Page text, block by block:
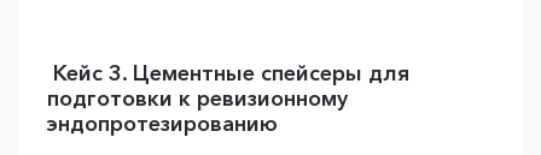
Кейс 3. Цементные спейсеры для
подготовки к ревизионному
эндопротезированию